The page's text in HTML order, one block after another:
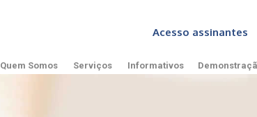
Acesso assinantes
Quem Somos Serviços Informativos